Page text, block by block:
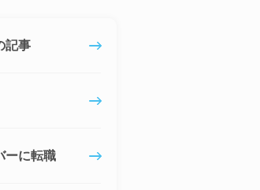
記事
ーに転職